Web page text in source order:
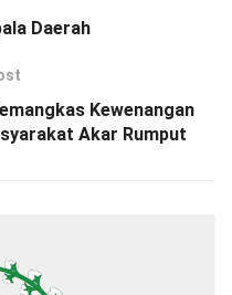
Daerah
Kewenangan
Akar Rumput